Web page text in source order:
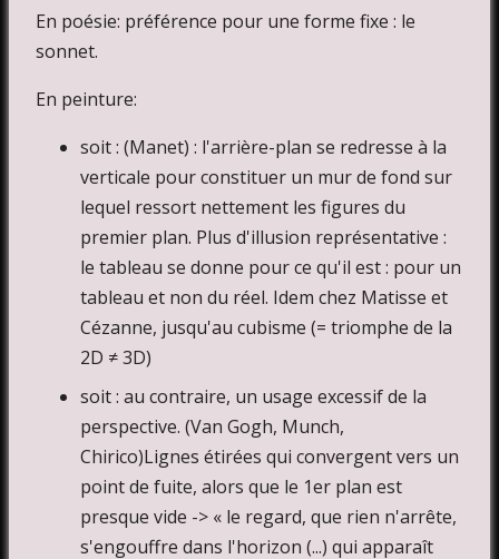
En poésie: préférence pour une forme fixe : le
sonnet.
En peinture:
soit : (Manet) : l'arrière-plan se redresse à la
verticale pour constituer un mur de fond sur
lequel ressort nettement les figures du
premier plan. Plus d'illusion représentative :
le tableau se donne pour ce qu'il est : pour un
tableau et non du réel. Idem chez Matisse et
Cézanne, jusqu'au cubisme (= triomphe de la
2D ≠ 3D)
soit : au contraire, un usage excessif de la
perspective. (Van Gogh, Munch,
Chirico)Lignes étirées qui convergent vers un
point de fuite, alors que le 1er plan est
presque vide -> « le regard, que rien n'arrête,
s'engouffre dans l'horizon (...) qui apparaît